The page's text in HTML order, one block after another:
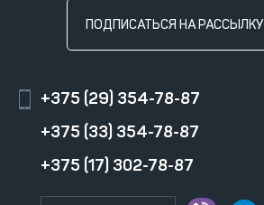
ПОДПИСАТЬСЯ НА РАССЫЛКУ
+375 (29) 354-78-87
+375 (33) 354-78-87
+375 (17) 302-78-87